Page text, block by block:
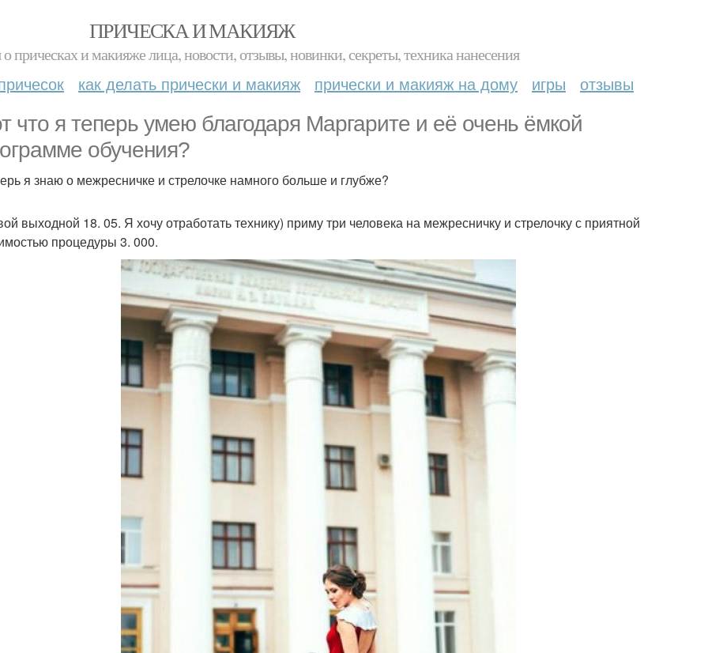
ПРИЧЕСКА И МАКИЯЖ
прическах и макияже лица, новости, отзывы, новинки, секреты, техника нанесения
как делать прически и макияж прически и макияж на дому игры отзывы
что я теперь умею благодаря Маргарите и её очень ёмкой
обучения?
я знаю о межресничке и стрелочке намного больше и глубже?
выходной 18. 05. Я хочу отработать технику) приму три человека на межресничку и стрелочку с приятной
процедуры 3. 000.